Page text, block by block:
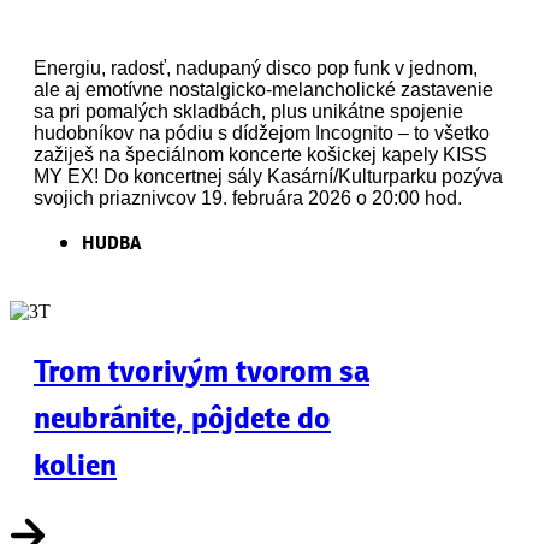
Energiu, radosť, nadupaný disco pop funk v jednom,
ale aj emotívne nostalgicko-melancholické zastavenie
sa pri pomalých skladbách, plus unikátne spojenie
hudobníkov na pódiu s dídžejom Incognito – to všetko
zažiješ na špeciálnom koncerte košickej kapely KISS
MY EX! Do koncertnej sály Kasární/Kulturparku pozýva
svojich priaznivcov 19. februára 2026 o 20:00 hod.
HUDBA
Trom tvorivým tvorom sa
neubránite, pôjdete do
kolien